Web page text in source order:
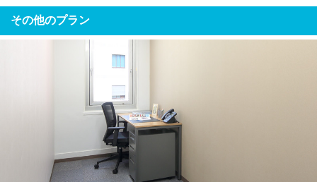
その他のプラン